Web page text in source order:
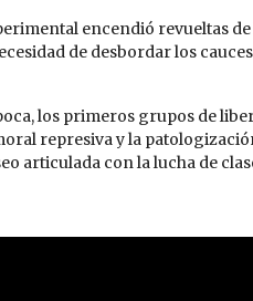
encendió revueltas
de desbordar los
los primeros grupos de
represiva y la
articulada con la lucha de